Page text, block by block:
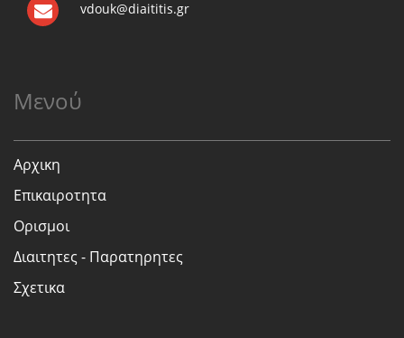
vdouk@diaititis.gr
Μενού
Αρχικη
Επικαιροτητα
Ορισμοι
Διαιτητες - Παρατηρητες
Σχετικα